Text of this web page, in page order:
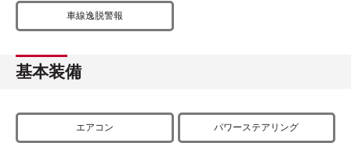
車線逸脱警報
基本装備
エアコン パワーステアリング